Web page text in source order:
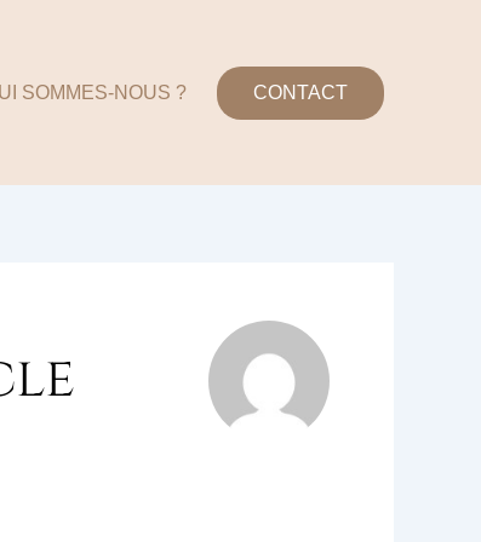
SOMMES-NOUS ? CONTACT